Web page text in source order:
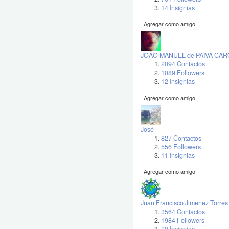
14 Insignias
Agregar como amigo
JOÃO MANUEL de PAIVA
2094 Contactos
1089 Followers
12 Insignias
Agregar como amigo
José
827 Contactos
556 Followers
11 Insignias
Agregar como amigo
Juan Francisco Jimenez Torres
3564 Contactos
1984 Followers